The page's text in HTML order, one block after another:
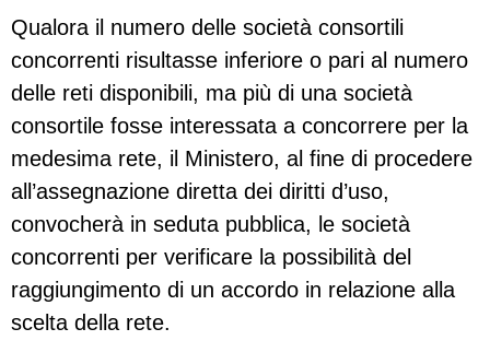
Qualora il numero delle società consortili
concorrenti risultasse inferiore o pari al numero
delle reti disponibili, ma più di una società
consortile fosse interessata a concorrere per la
medesima rete, il Ministero, al fine di procedere
all’assegnazione diretta dei diritti d’uso,
convocherà in seduta pubblica, le società
concorrenti per verificare la possibilità del
raggiungimento di un accordo in relazione alla
scelta della rete.